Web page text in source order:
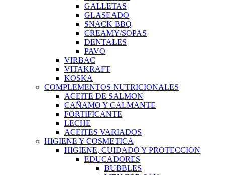
GALLETAS
GLASEADO
SNACK BBQ
CREAMY/SOPAS
DENTALES
PAVO
VIRBAC
VITAKRAFT
KOSKA
COMPLEMENTOS NUTRICIONALES
ACEITE DE SALMON
CAÑAMO Y CALMANTE
FORTIFICANTE
LECHE
ACEITES VARIADOS
HIGIENE Y COSMETICA
HIGIENE, CUIDADO Y PROTECCION
EDUCADORES
BUBBLES